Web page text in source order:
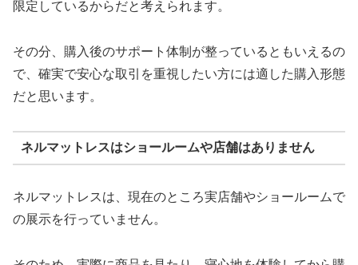
限定しているからだと考えられます。
その分、購入後のサポート体制が整っているともいえるの
で、確実で安心な取引を重視したい方には適した購入形態
だと思います。
ネルマットレスはショールームや店舗はありません
ネルマットレスは、現在のところ実店舗やショールームで
の展示を行っていません。